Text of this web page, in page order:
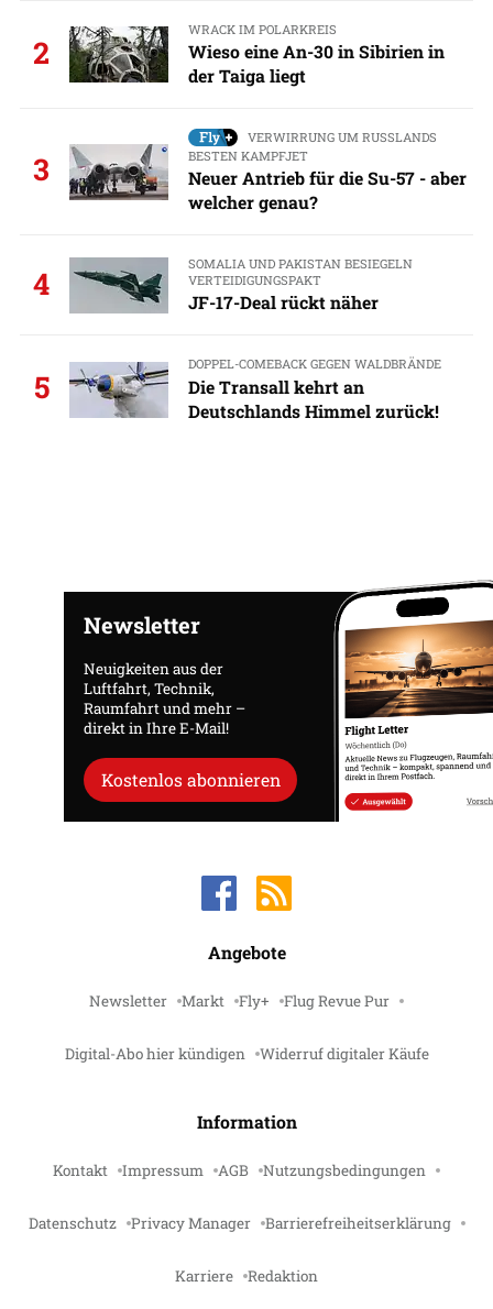
2
WRACK IM POLARKREIS
Wieso eine An-30 in Sibirien in
der Taiga liegt
3
VERWIRRUNG UM RUSSLANDS
BESTEN KAMPFJET
Neuer Antrieb für die Su-57 - aber
welcher genau?
4
SOMALIA UND PAKISTAN BESIEGELN
VERTEIDIGUNGSPAKT
JF-17-Deal rückt näher
5
DOPPEL-COMEBACK GEGEN WALDBRÄNDE
Die Transall kehrt an
Deutschlands Himmel zurück!
Newsletter
Neuigkeiten aus der
Luftfahrt, Technik,
Raumfahrt und mehr –
direkt in Ihre E-Mail!
Kostenlos abonnieren
Angebote
Newsletter Markt Fly+ Flug Revue Pur
Digital-Abo hier kündigen Widerruf digitaler Käufe
Information
Kontakt Impressum AGB Nutzungsbedingungen
Datenschutz Privacy Manager Barrierefreiheitserklärung
Karriere Redaktion